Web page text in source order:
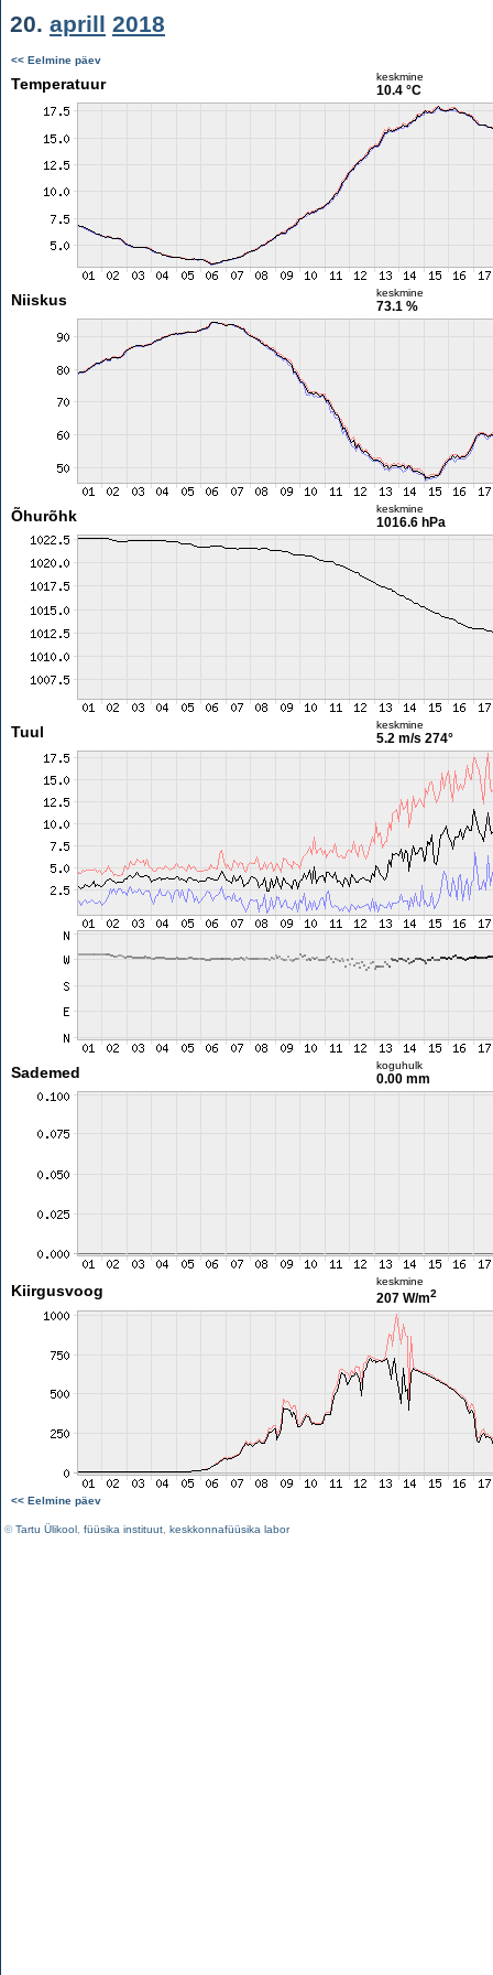
20. aprill 2018
<< Eelmine päev
Temperatuur keskmine
10.4 °C
Niiskus keskmine
73.1 %
Õhurõhk keskmine
1016.6 hPa
Tuul keskmine
5.2 m/s 274°
Sademed koguhulk
0.00 mm
Kiirgusvoog
keskmine
207 W/m2
<< Eelmine päev
©Tartu Ülikool füüsika instituut keskkonnafüüsika labor